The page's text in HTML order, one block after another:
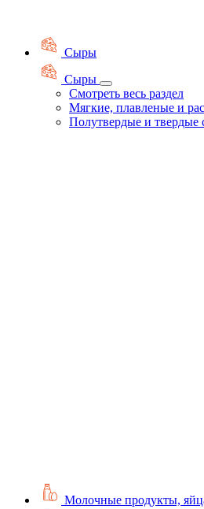
Сыры
Сыры
Смотреть весь раздел
Мягкие, плавленые и
Полутвердые и твердые
Молочные продукты,